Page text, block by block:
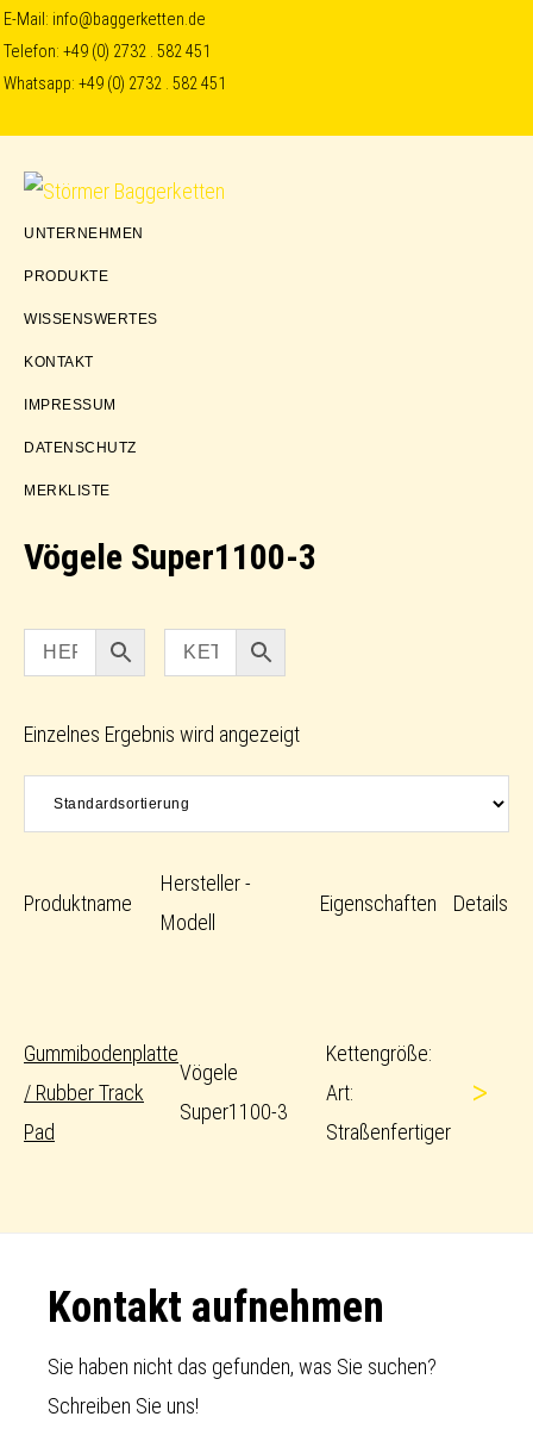
Skip
to
primary
navigation
Skip
to
content
Skip
to
E-Mail: info@baggerketten.de
Telefon:+49 (0) 2732 . 582 451
Whatsapp:+49 (0) 2732 . 582 451
Störmer
UNTERNEHMEN
PRODUKTE
WISSENSWERTES
KONTAKT
IMPRESSUM
DATENSCHUTZ
MERKLISTE
Vögele Super1100-3
Einzelnes Ergebnis wird angezeigt
Produktname
Hersteller -
Modell
Eigenschaften Details
Gummibodenplatte
/ Rubber Track
Pad
Vögele
Super1100-3
Kettengröße:
Art:
Straßenfertiger
>
Footer
Kontakt aufnehmen
Sie haben nicht das gefunden, was Sie suchen?
Schreiben Sie uns!